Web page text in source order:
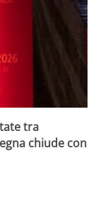
tra
chiude con